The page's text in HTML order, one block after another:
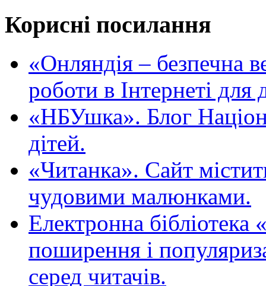
Корисні посилання
«Oнляндія – безпечна
роботи в Інтернеті для
«НБУшка». Блог
дітей.
«Читанка». Сайт
чудовими малюнками.
Електронна
поширення і
серед читачів.